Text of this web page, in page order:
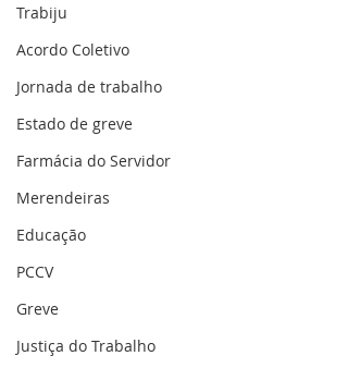
Trabiju
Acordo Coletivo
Jornada de trabalho
Estado de greve
Farmácia do Servidor
Merendeiras
Educação
PCCV
Greve
Justiça do Trabalho